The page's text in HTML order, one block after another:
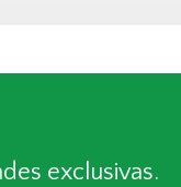
exclusivas.